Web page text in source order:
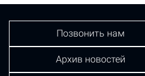
Позвонить нам
Архив новостей